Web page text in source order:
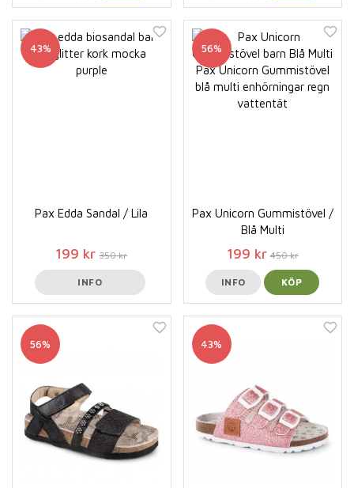
43%
Pax Edda Sandal / Lila
199 kr 350 kr
INFO
56%
Pax Unicorn Gummistövel /
Blå Multi
199 kr 450 kr
INFO KÖP
56% 43%